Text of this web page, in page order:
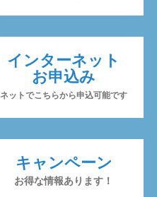
インターネット
お申込み
ネットでこちらから申込可能です
キャンペーン
お得な情報あります！